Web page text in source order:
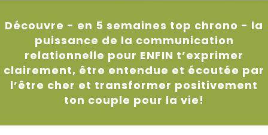
Découvre - en 5 semaines top chrono - la
puissance de la communication
relationnelle pour ENFIN t’exprimer
clairement, être entendue et écoutée par
l’être cher et transformer positivement
ton couple pour la vie!